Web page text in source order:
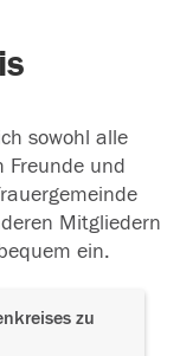
sowohl alle
Freunde und
Mitgliedern
ein.
zu